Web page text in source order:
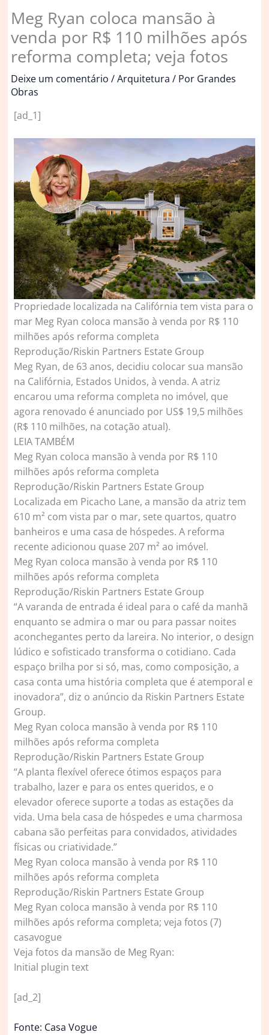
Meg Ryan coloca mansão à
venda por R$ 110 milhões após
reforma completa; veja fotos
Deixe um comentário /Arquitetura / Por Grandes
Obras
[ad_1]
Propriedade localizada na Califórnia tem vista para o
mar Meg Ryan coloca mansão à venda por R$ 110
milhões após reforma completa
Reprodução/Riskin Partners Estate Group
Meg Ryan, de 63 anos, decidiu colocar sua mansão
na Califórnia, Estados Unidos, à venda. A atriz
encarou uma reforma completa no imóvel, que
agora renovado é anunciado por US$ 19,5 milhões
(R$ 110 milhões, na cotação atual).
LEIA TAMBÉM
Meg Ryan coloca mansão à venda por R$ 110
milhões após reforma completa
Reprodução/Riskin Partners Estate Group
Localizada em Picacho Lane, a mansão da atriz tem
610 m² com vista par o mar, sete quartos, quatro
banheiros e uma casa de hóspedes. A reforma
recente adicionou quase 207 m² ao imóvel.
Meg Ryan coloca mansão à venda por R$ 110
milhões após reforma completa
Reprodução/Riskin Partners Estate Group
“A varanda de entrada é ideal para o café da manhã
enquanto se admira o mar ou para passar noites
aconchegantes perto da lareira. No interior, o design
lúdico e sofisticado transforma o cotidiano. Cada
espaço brilha por si só, mas, como composição, a
casa conta uma história completa que é atemporal e
inovadora”, diz o anúncio da Riskin Partners Estate
Group.
Meg Ryan coloca mansão à venda por R$ 110
milhões após reforma completa
Reprodução/Riskin Partners Estate Group
“A planta flexível oferece ótimos espaços para
trabalho, lazer e para os entes queridos, e o
elevador oferece suporte a todas as estações da
vida. Uma bela casa de hóspedes e uma charmosa
cabana são perfeitas para convidados, atividades
físicas ou criatividade.”
Meg Ryan coloca mansão à venda por R$ 110
milhões após reforma completa
Reprodução/Riskin Partners Estate Group
Meg Ryan coloca mansão à venda por R$ 110
milhões após reforma completa; veja fotos (7)
casavogue
Veja fotos da mansão de Meg Ryan:
Initial plugin text
[ad_2]
Fonte: Casa Vogue